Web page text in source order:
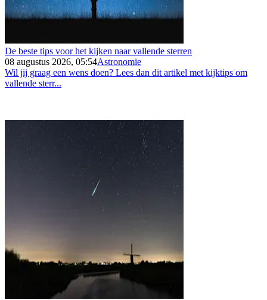
De beste tips voor het kijken naar vallende sterren
08 augustus 2026, 05:54Astronomie
Wil jij graag een wens doen? Lees dan dit artikel met kijktips om
vallende sterr...